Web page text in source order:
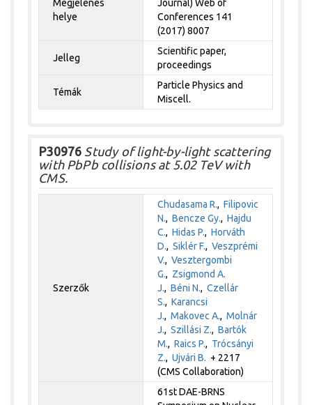
Megjelenés
helye
Journal) Web of
Conferences 141
(2017) 8007
Jelleg
Scientific paper,
proceedings
Témák
Particle Physics and
Miscell.
P30976 Study of light-by-light scattering
with PbPb collisions at 5.02 TeV with
CMS.
Szerzők
Chudasama R.,Filipovic
N.,Bencze Gy.,Hajdu
C.,Hidas P.,Horváth
D.,Siklér F.,Veszprémi
V.,Vesztergombi
G., Zsigmond A.
J.,Béni N.,Czellár
S.,Karancsi
J.,Makovec A.,Molnár
J.,Szillási Z.,Bartók
M.,Raics P., Trócsányi
Z.,Ujvári B. + 2217
(CMS Collaboration)
61st DAE-BRNS